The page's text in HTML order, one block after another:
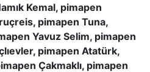
Kemal, pimapen
pimapen Tuna,
Yavuz Selim, pimapen
pimapen Atatürk,
Çakmaklı, pimapen